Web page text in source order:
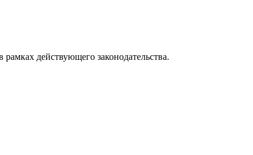
действующего законодательства.